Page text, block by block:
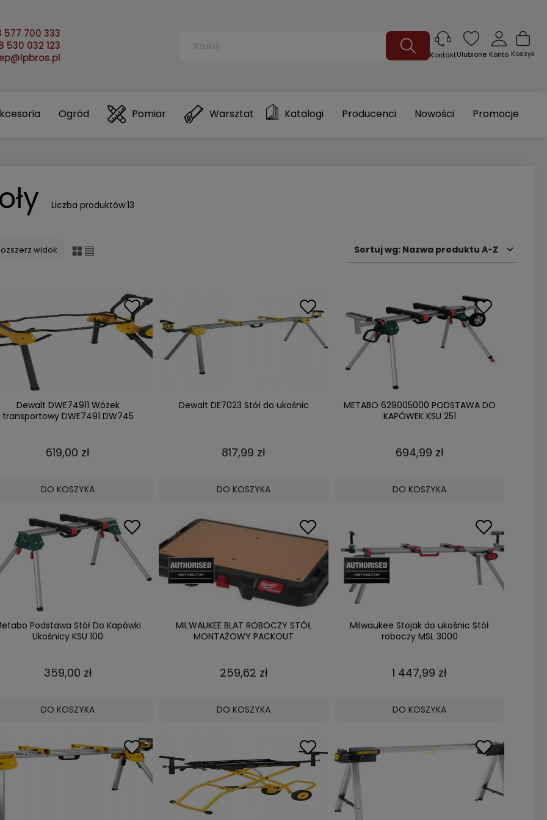
700 333
530 032 123
Koszyk
Konto
Ulubione
Kontakt
Ogród Pomiar Warsztat Katalogi Producenci Nowości Promocje
Liczba produktów:13
widok Sortuj wg: Nazwa produktu A-Z
Dewalt DWE74911 Wózek
transportowy DWE7491 DW745
619,00 zł
DO KOSZYKA
Dewalt DE7023 Stół do ukośnic
817,99 zł
DO KOSZYKA
METABO 629005000 PODSTAWA DO
KAPÓWEK KSU 251
694,99 zł
DO KOSZYKA
Podstawa Stół Do Kapówki
Ukośnicy KSU 100
359,00 zł
DO KOSZYKA
MILWAUKEE BLAT ROBOCZY STÓŁ
MONTAŻOWY PACKOUT
259,62 zł
DO KOSZYKA
Milwaukee Stojak do ukośnic Stół
roboczy MSL 3000
1 447,99 zł
DO KOSZYKA